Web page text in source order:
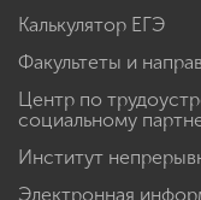
Калькулятор ЕГЭ
Факультеты и
Центр по
социальному
Институт
Электронная